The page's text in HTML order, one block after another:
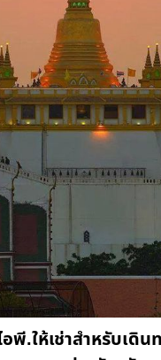
พี.ให้เช่าสำหรับเดิน